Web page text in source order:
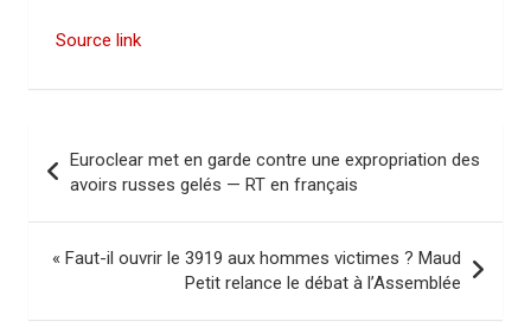
Source link
v
Euroclear met en garde contre une expropriation des
avoirs russes gelés — RT en français
« Faut-il ouvrir le 3919 aux hommes victimes ? Maud
Petit relance le débat à l’Assemblée